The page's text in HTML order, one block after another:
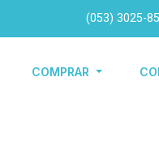
(053) 3025-
COMPRAR